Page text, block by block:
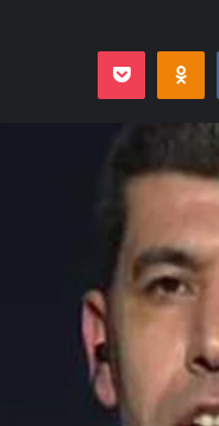
VKontakte
Odnoklassniki
Pocket